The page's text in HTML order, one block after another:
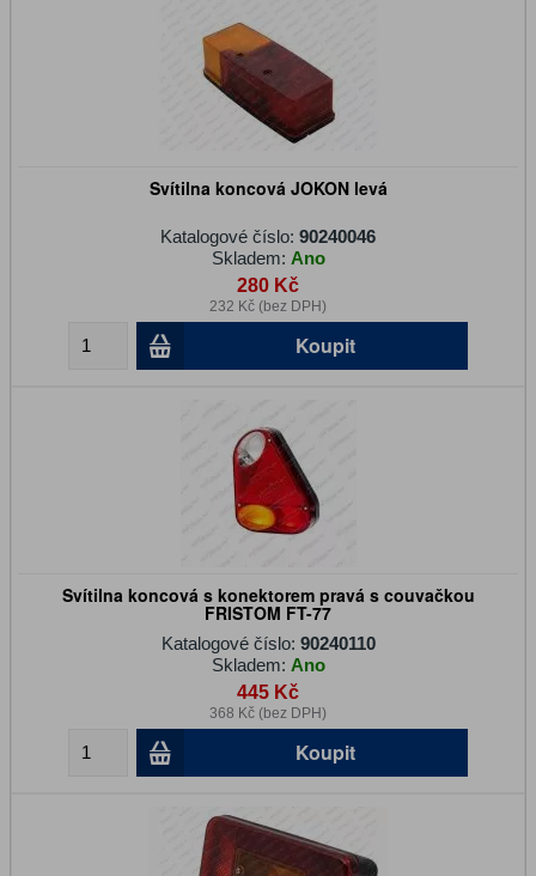
Svítilna koncová JOKON levá
Katalogové číslo: 90240046
Skladem: Ano
280 Kč
232 Kč (bez DPH)
Koupit
Svítilna koncová s konektorem pravá s couvačkou
FRISTOM FT-77
Katalogové číslo: 90240110
Skladem: Ano
445 Kč
368 Kč (bez DPH)
Koupit